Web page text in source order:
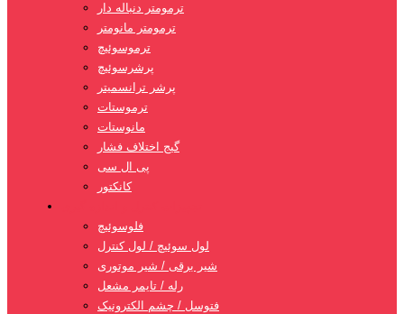
ترمومتر دنباله دار
ترمومتر مانومتر
ترموسوئیچ
پرشرسوئیچ
پرشر ترانسمیتر
ترموستات
مانوستات
گیج اختلاف فشار
پی ال سی
کانکتور
فلوسوئیچ
لول سوئیچ / لول کنترل
شیر برقی / شیر موتوری
رله / تایمر مشعل
فتوسل / چشم الکترونیک